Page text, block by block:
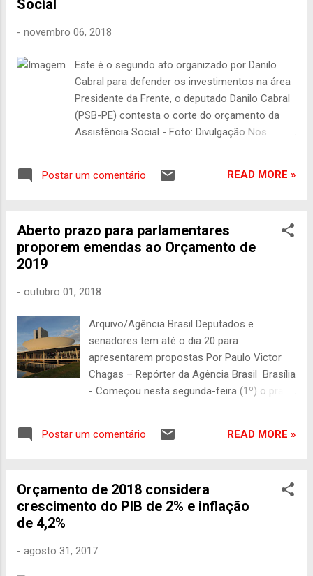
relação ao que foi empenhado em 2018, de
produzida pelo partido Novo, a qual o
Estadão/Broadcast teve acesso, afirma que
houve um erro no cálculo do fundo, que é
composto pelo dinheiro arrecadado pelo
governo com o fim da propaganda partidária
parlamentares de bancada. Para exibir as
Social
- novembro 06, 2018
Este é o segundo ato organizado por Danilo
Cabral para defender os investimentos na área
Presidente da Frente, o deputado Danilo Cabral
(PSB-PE) contesta o corte do orçamento da
Assistência Social - Foto: Divulgação Nos
o tom da oposição. Para protestar contra o
nos recursos para o Sistema Único de
Assistência Social, que corresponde a R$ 30
Auditório Freitas Nobre, da Câmara dos
Deputados, um ato em defesa do Orçamento
do SUAS para 2019. O valor abrange
pagamentos de programas como o Benefício
de Prestação Continuada (BPC) para pessoa
idosa e pessoa com deficiência. Esse será o
segundo evento organizado pela Frente
Assistência Social (SUAS) promove para
Postar um comentário READ MORE »
Aberto prazo para parlamentares
proporem emendas ao Orçamento de
2019
- outubro 01, 2018
Arquivo/Agência Brasil Deputados e
senadores tem até o dia 20 para
apresentarem propostas Por Paulo Victor
Chagas – Repórter da Agência Brasil Brasília
- Começou nesta segunda-feira (1º) o prazo
a destinação de recursos para suas bases
o sistema online do Congresso Nacional
determinando para que ações, obras ou
R$ 15,4 milhões, distribuídos em no máximo
Postar um comentário READ MORE »
Orçamento de 2018 considera
crescimento do PIB de 2% e inflação
de 4,2%
- agosto 31, 2017